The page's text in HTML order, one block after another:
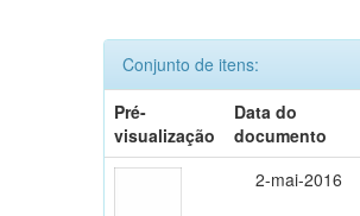
Conjunto de itens:
Pré-
visualização
Data do
documento
2-mai-2016